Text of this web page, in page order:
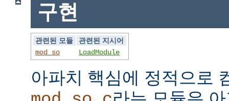
구현
관련된 모듈
관련된 지시어
mod_so
LoadModule
아파치 핵심에 정적으로